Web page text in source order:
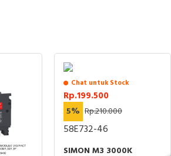
Chat untuk Stock
Rp.199.500
5% Rp.210.000
58E732-46
SIMON M3 3000K